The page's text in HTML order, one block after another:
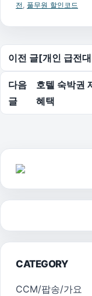
전, 풀무원 할인코드
글 탐색
이전 글[개인 급전
다음
글
호텔 숙박권
혜택
CATEGORY
CCM/팝송/가요